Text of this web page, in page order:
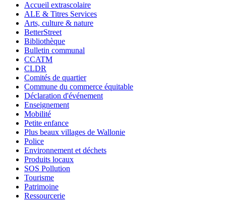
Accueil extrascolaire
ALE & Titres Services
Arts, culture & nature
BetterStreet
Bibliothèque
Bulletin communal
CCATM
CLDR
Comités de quartier
Commune du commerce équitable
Déclaration d'événement
Enseignement
Mobilité
Petite enfance
Plus beaux villages de Wallonie
Police
Environnement et déchets
Produits locaux
SOS Pollution
Tourisme
Patrimoine
Ressourcerie